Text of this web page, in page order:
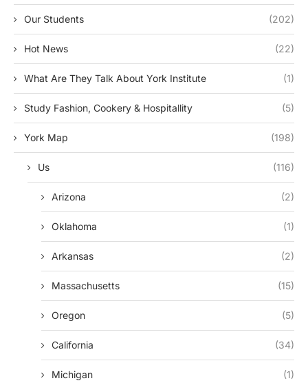
Our Students (202)
Hot News (22)
What Are They Talk About York Institute (1)
Study Fashion, Cookery & Hospitallity (5)
York Map (198)
Us (116)
Arizona (2)
Oklahoma (1)
Arkansas (2)
Massachusetts (15)
Oregon (5)
California (34)
Michigan (1)